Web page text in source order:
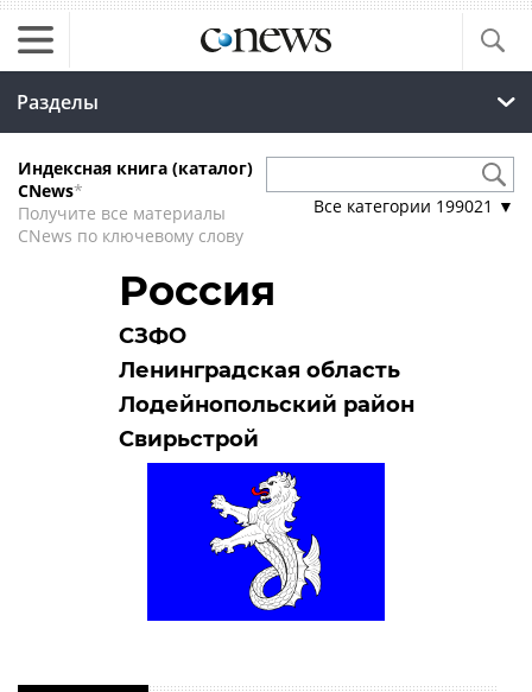
Разделы
Индексная книга (каталог)
CNews*
Получите все материалы
CNews по ключевому слову
Все категории 199021 ▼
Россия
СЗФО
Ленинградская область
Лодейнопольский район
Свирьстрой